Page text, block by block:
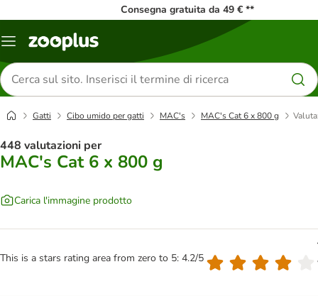
Consegna gratuita da 49 € **
Overview
Cerca
prodotti
Gatti Cibo umido per gatti MAC's MAC's Cat 6 x 800 g
448 valutazioni per
MAC's Cat 6 x 800 g
Carica l'immagine prodotto
This is a stars rating area from zero to 5: 4.2/5